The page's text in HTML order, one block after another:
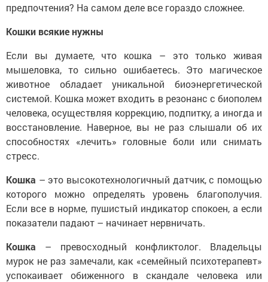
предпочтения? На самом деле все гораздо сложнее.
Кошки всякие нужны
Если вы думаете, что кошка – это только живая
мышеловка, то сильно ошибаетесь. Это магическое
животное обладает уникальной биоэнергетической
системой. Кошка может входить в резонанс с биополем
человека, осуществляя коррекцию, подпитку, а иногда и
восстановление. Наверное, вы не раз слышали об их
способностях «лечить» головные боли или снимать
стресс.
Кошка – это высокотехнологичный датчик, с помощью
которого можно определять уровень благополучия.
Если все в норме, пушистый индикатор спокоен, а если
показатели падают – начинает нервничать.
Кошка – превосходный конфликтолог. Владельцы
мурок не раз замечали, как «семейный психотерапевт»
успокаивает обиженного в скандале человека или